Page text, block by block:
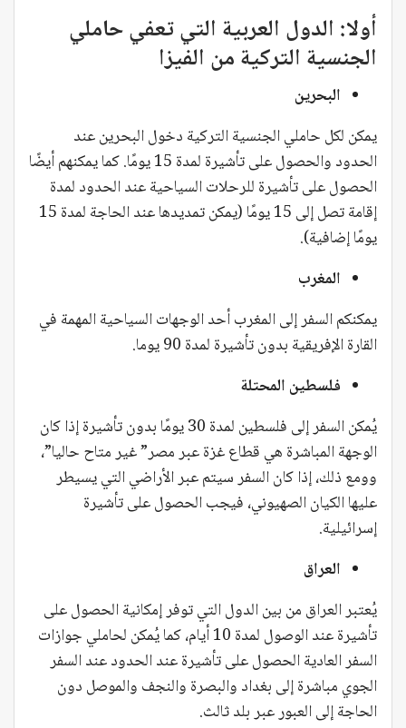
أولا: الدول العربية التي تعفي حاملي
الجنسية التركية من الفيزا
البحرين
يمكن لكل حاملي الجنسية التركية دخول البحرين عند
الحدود والحصول على تأشيرة لمدة 15 يومًا. كما يمكنهم أيضًا
الحصول على تأشيرة للرحلات السياحية عند الحدود لمدة
إقامة تصل إلى 15 يومًا (يمكن تمديدها عند الحاجة لمدة 15
يومًا إضافية).
المغرب
يمكنكم السفر إلى المغرب أحد الوجهات السياحية المهمة في
القارة الإفريقية بدون تأشيرة لمدة 90 يوما.
فلسطين المحتلة
يُمكن السفر إلى فلسطين لمدة 30 يومًا بدون تأشيرة إذا كان
الوجهة المباشرة هي قطاع غزة عبر مصر” غير متاح حاليا”،
وومع ذلك، إذا كان السفر سيتم عبر الأراضي التي يسيطر
عليها الكيان الصهيوني، فيجب الحصول على تأشيرة
إسرائيلية.
العراق
يُعتبر العراق من بين الدول التي توفر إمكانية الحصول على
تأشيرة عند الوصول لمدة 10 أيام، كما يُمكن لحاملي جوازات
السفر العادية الحصول على تأشيرة عند الحدود عند السفر
الجوي مباشرة إلى بغداد والبصرة والنجف والموصل دون
الحاجة إلى العبور عبر بلد ثالث.